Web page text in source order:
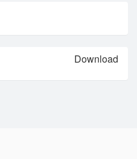
Download